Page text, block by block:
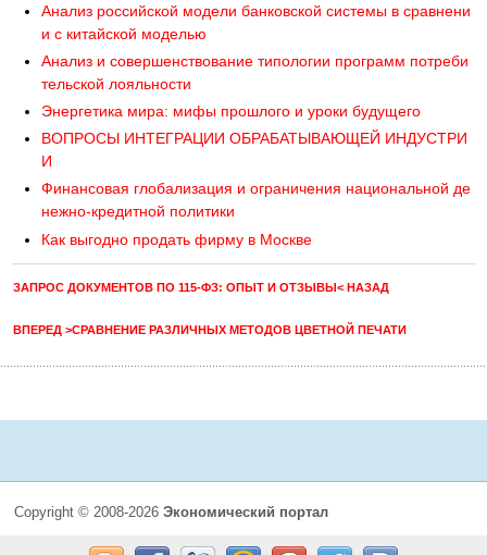
Анализ российской модели банковской системы в сравнени
и с китайской моделью
Анализ и совершенствование типологии программ потреби
тельской лояльности
Энергетика мира: мифы прошлого и уроки будущего
ВОПРОСЫ ИНТЕГРАЦИИ ОБРАБАТЫВАЮЩЕЙ ИНДУСТРИ
И
Финансовая глобализация и ограничения национальной де
нежно-кредитной политики
Как выгодно продать фирму в Москве
ЗАПРОС ДОКУМЕНТОВ ПО 115-ФЗ: ОПЫТ И ОТЗЫВЫ< НАЗАД
ВПЕРЕД >СРАВНЕНИЕ РАЗЛИЧНЫХ МЕТОДОВ ЦВЕТНОЙ ПЕЧАТИ
Copyright © 2008-2026 Экономический портал